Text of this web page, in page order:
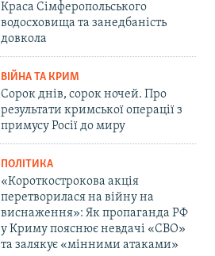
Краса Сімферопольського
водосховища та занедбаність
довкола
ВІЙНА ТА КРИМ
Сорок днів, сорок ночей. Про
результати кримської операції з
примусу Росії до миру
ПОЛІТИКА
«Короткострокова акція
перетворилася на війну на
виснаження»: Як пропаганда РФ
у Криму пояснює невдачі «СВО»
та залякує «мінними атаками»